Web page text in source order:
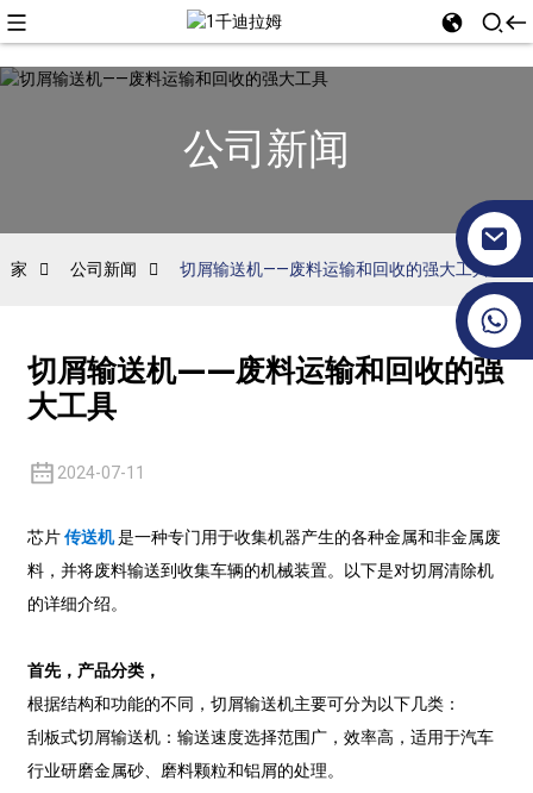
公司新闻
家 公司新闻 切屑输送机——废料运输和回收的强大工具
切屑输送机——废料运输和回收的强
大工具
2024-07-11
芯片传送机是一种专门用于收集机器产生的各种金属和非金属废
料，并将废料输送到收集车辆的机械装置。以下是对切屑清除机
的详细介绍。
首先，产品分类，
根据结构和功能的不同，切屑输送机主要可分为以下几类：
刮板式切屑​​输送机：输送速度选择范围广，效率高，适用于汽车
行业研磨金属砂、磨料颗粒和铝屑的处理。